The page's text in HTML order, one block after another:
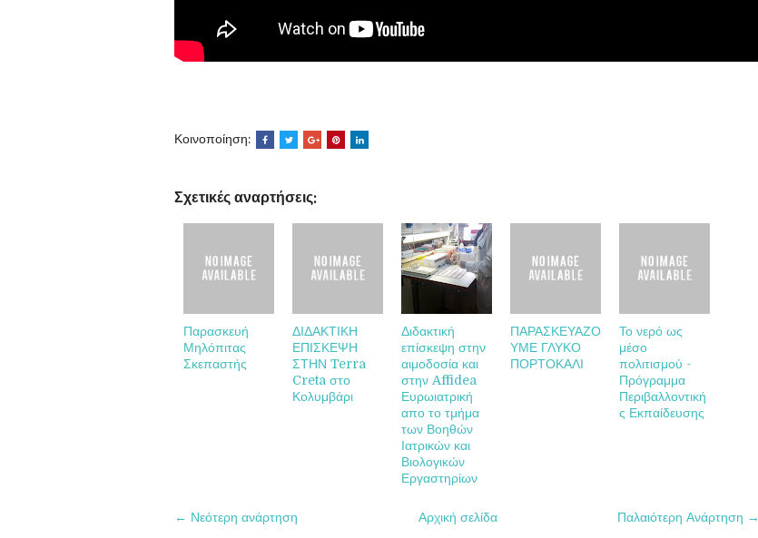
Κοινοποίηση:
Σχετικές αναρτήσεις:
Παρασκευή
Μηλόπιτας
Σκεπαστής
ΔΙΔΑΚΤΙΚΗ
ΕΠΙΣΚΕΨΗ
ΣΤΗΝ Terra
Creta στο
Κολυμβάρι
Διδακτική
επίσκεψη στην
αιμοδοσία και
στην Affidea
Ευρωιατρική
απο το τμήμα
των Βοηθών
Ιατρικών και
Βιολογικών
Εργαστηρίων
ΠΑΡΑΣΚΕΥΑΖΟ
ΥΜΕ ΓΛΥΚΟ
ΠΟΡΤΟΚΑΛΙ
Το νερό ως
μέσο
πολιτισμού -
Πρόγραμμα
Περιβαλλοντική
ς Εκπαίδευσης
← Νεότερη ανάρτηση Παλαιότερη Ανάρτηση →
Αρχική σελίδα